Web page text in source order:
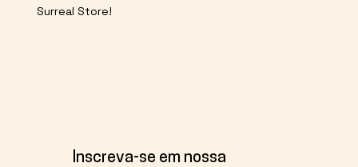
Surreal Store!
Inscreva-se em nossa